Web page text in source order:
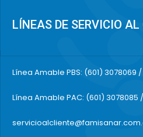
LÍNEAS DE SERVICIO
Línea Amable PBS: (601) 3078069
Línea Amable PAC: (601) 3078085